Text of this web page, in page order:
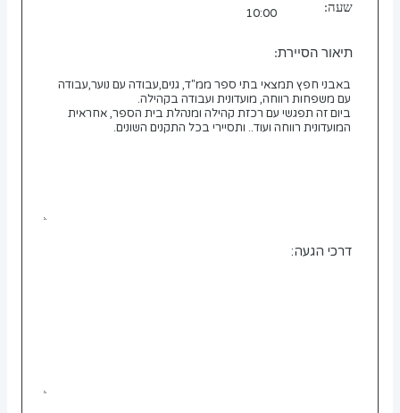
שעה:
תיאור הסיירת:
דרכי הגעה: